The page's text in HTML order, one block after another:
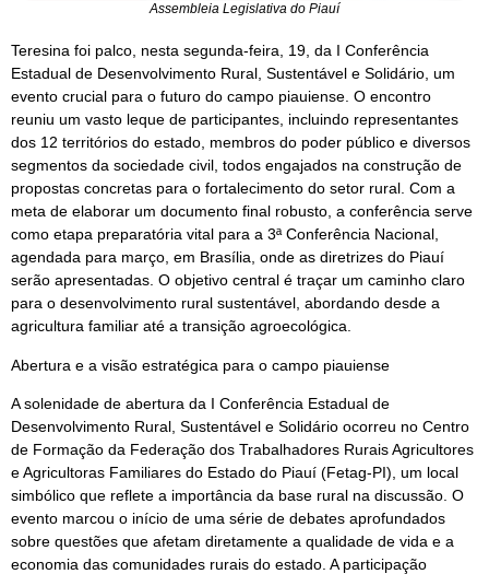
Assembleia Legislativa do Piauí
Teresina foi palco, nesta segunda-feira, 19, da I Conferência
Estadual de Desenvolvimento Rural, Sustentável e Solidário, um
evento crucial para o futuro do campo piauiense. O encontro
reuniu um vasto leque de participantes, incluindo representantes
dos 12 territórios do estado, membros do poder público e diversos
segmentos da sociedade civil, todos engajados na construção de
propostas concretas para o fortalecimento do setor rural. Com a
meta de elaborar um documento final robusto, a conferência serve
como etapa preparatória vital para a 3ª Conferência Nacional,
agendada para março, em Brasília, onde as diretrizes do Piauí
serão apresentadas. O objetivo central é traçar um caminho claro
para o desenvolvimento rural sustentável, abordando desde a
agricultura familiar até a transição agroecológica.
Abertura e a visão estratégica para o campo piauiense
A solenidade de abertura da I Conferência Estadual de
Desenvolvimento Rural, Sustentável e Solidário ocorreu no Centro
de Formação da Federação dos Trabalhadores Rurais Agricultores
e Agricultoras Familiares do Estado do Piauí (Fetag-PI), um local
simbólico que reflete a importância da base rural na discussão. O
evento marcou o início de uma série de debates aprofundados
sobre questões que afetam diretamente a qualidade de vida e a
economia das comunidades rurais do estado. A participação